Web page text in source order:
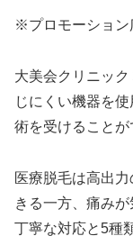
※プロモーション
大美会クリニッ
じにくい機器を
術を受けることが
医療脱毛は高出
きる一方、痛み
丁寧な対応と5種